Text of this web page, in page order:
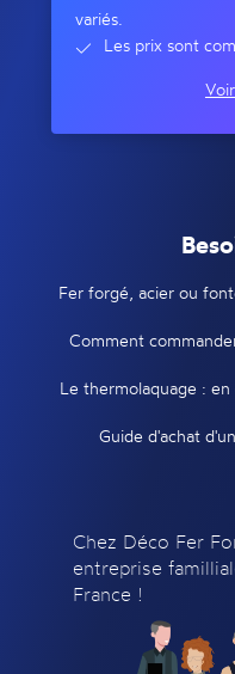
variés.
Les prix sont
Fer forgé, acier ou
Comment
Le thermolaquage :
Guide d'achat
Chez Déco Fer
entreprise
France !